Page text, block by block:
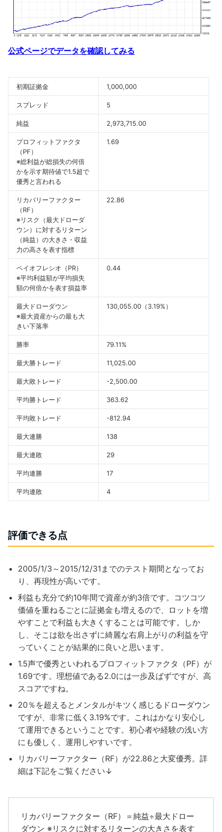
公式ページでデータを確認してみる
初期証拠金 1,000,000
スプレッド 5
純益 2,973,715.00
プロフィットファクタ
（PF）
※総利益が総損失の何倍
かを示す期待値で1.5超で
優秀と言われる
1.69
リカバリーファクター
（RF）
※リスク（最大ドローダ
ウン）に対するリターン
（純益）の大きさ・収益
力の高さを表す指標
22.86
ペイオフレシオ（PR）
※平均利益額が平均損失
額の何倍かを表す損益率
0.44
最大ドローダウン
※最大資産からの最も大
きい下落率
130,055.00（3.19%）
勝率 79.11%
最大勝トレード 11,025.00
最大敗トレード -2,500.00
平均勝トレード 363.62
平均敗トレード -812.94
最大連勝 138
最大連敗 29
平均連勝 17
平均連敗 4
評価できる点
2005/1/3～2015/12/31までのテスト期間となってお
り、再現性が高いです。
利益も充分で約10年間で資産が約3倍です。コツコツ
価値を重ねるごとに証拠金も増えるので、ロットを増
やすことで利益も大きくすることは可能です。しか
し、そこは欲を出さずに綺麗な右肩上がりの利益を守
っていくことが結果的に良いと思います。
1.5声で優秀といわれるプロフィットファクタ（PF）が
1.69です。理想値である2.0には一歩及ばずですが、高
スコアですね。
20％を超えるとメンタルがキツく感じるドローダウン
ですが、非常に低く3.19%です。これはかなり安心し
て運用できるということです。初心者や経験の浅い方
にも優しく、運用しやすいです。
リカバリーファクター（RF）が22.86と大変優秀。詳
細は下記をご覧ください↓
リカバリーファクター（RF）＝純益÷最大ドロー
ダウン ※リスクに対するリターンの大きさを表す